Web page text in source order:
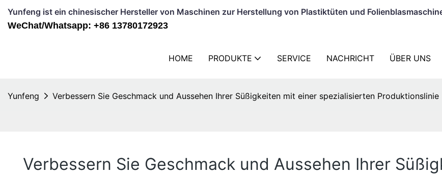
Yunfeng ist ein chinesischer Hersteller von Maschinen zur Herstellung von Plastiktüten und
WeChat/Whatsapp: +86 13780172923
HOME PRODUKTE SERVICE NACHRICHT ÜBER UNS
Yunfeng Verbessern Sie Geschmack und Aussehen Ihrer Süßigkeiten mit einer spezialisierten Produktionslinie
Verbessern Sie Geschmack und Aussehen Ihrer